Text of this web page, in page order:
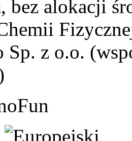
bez alokacji
Sp. z o.o.